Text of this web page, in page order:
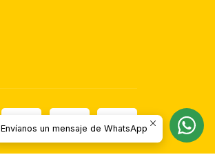
Envíanos un mensaje de WhatsApp